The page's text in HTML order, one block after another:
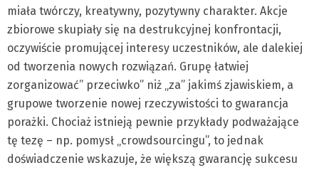
miała twórczy, kreatywny, pozytywny charakter. Akcje
zbiorowe skupiały się na destrukcyjnej konfrontacji,
oczywiście promującej interesy uczestników, ale dalekiej
od tworzenia nowych rozwiązań. Grupę łatwiej
zorganizować” przeciwko” niż „za” jakimś zjawiskiem, a
grupowe tworzenie nowej rzeczywistości to gwarancja
porażki. Chociaż istnieją pewnie przykłady podważające
tę tezę – np. pomysł „crowdsourcingu”, to jednak
doświadczenie wskazuje, że większą gwarancję sukcesu